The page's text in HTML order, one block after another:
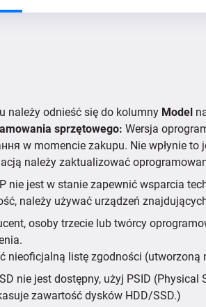
należy odnieść się do kolumny Model
sprzętowego: Wersja
w momencie zakupu. Nie wpłynie
należy zaktualizować
nie jest w stanie zapewnić wsparcia
należy używać urządzeń
osoby trzecie lub twórcy
nieoficjalną listę zgodności
nie jest dostępny, użyj PSID
zawartość dysków HDD/SSD.)